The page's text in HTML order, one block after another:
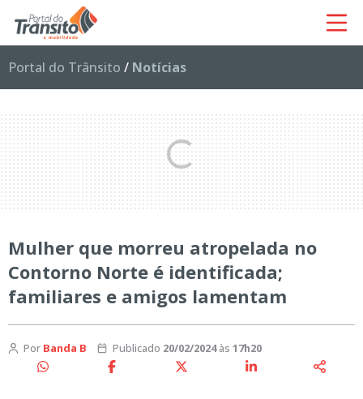
Portal do Trânsito / Notícias
Mulher que morreu atropelada no
Contorno Norte é identificada;
familiares e amigos lamentam
Por Banda B Publicado 20/02/2024às 17h20